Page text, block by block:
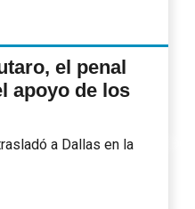
el penal
apoyo de los